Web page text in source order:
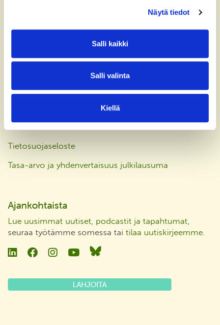
Näytä tiedot
Salli kaikki
Salli valinta
Kiellä
donations@bsag.fi
FI-02150 Espoo
Tietosuojaseloste
Tasa-arvo ja yhdenvertaisuus julkilausuma
Ajankohtaista
Lue uusimmat uutiset, podcastit ja tapahtumat
seuraa työtämme somessa tai tilaa uutiskirjeemme
LinkedinFacebookInstagramYouTubeBluesky
LAHJOITA